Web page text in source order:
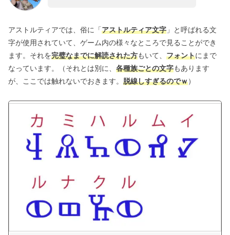
アストルティアでは、俗に「アストルティア文字 」と呼ばれる文
字が使用されていて、ゲーム内の様々なところで見ることができ
ます。それを完璧なまでに解読された方もいて、 フォントにまで
なっています。（それとは別に、 各種族ごとの文字もあります
が、ここでは触れないでおきます。 脱線しすぎるのでｗ）